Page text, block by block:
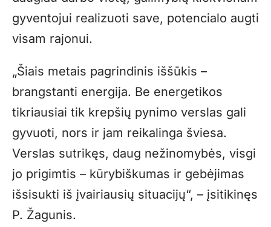
gyventojui realizuoti save, potencialo augti
visam rajonui.
„Šiais metais pagrindinis iššūkis –
brangstanti energija. Be energetikos
tikriausiai tik krepšių pynimo verslas gali
gyvuoti, nors ir jam reikalinga šviesa.
Verslas sutrikęs, daug nežinomybės, visgi
jo prigimtis – kūrybiškumas ir gebėjimas
išsisukti iš įvairiausių situacijų“, – įsitikinęs
P. Žagunis.